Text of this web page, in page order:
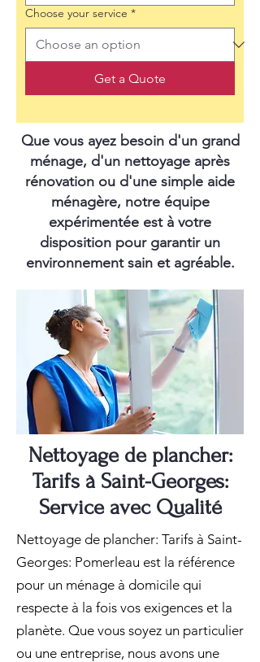
Choose your service *
Get a Quote
Que vous ayez besoin d'un grand
ménage, d'un nettoyage après
rénovation ou d'une simple aide
ménagère, notre équipe
expérimentée est à votre
disposition pour garantir un
environnement sain et agréable.
Nettoyage de plancher:
Tarifs à Saint-Georges:
Service avec Qualité
Nettoyage de plancher: Tarifs à Saint-
Georges: Pomerleau est la référence
pour un ménage à domicile qui
respecte à la fois vos exigences et la
planète. Que vous soyez un particulier
ou une entreprise, nous avons une